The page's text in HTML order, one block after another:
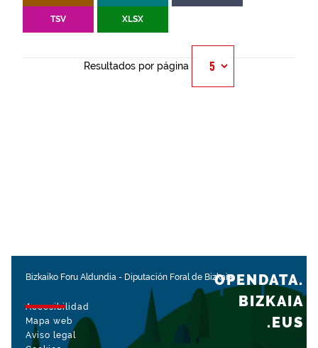
TSV XLSX
Resultados por página
Bizkaiko Foru Aldundia - Diputación Foral de Bizkaia
Accesibilidad
Mapa web
Aviso legal
OPENDATA.
BIZKAIA
.EUS